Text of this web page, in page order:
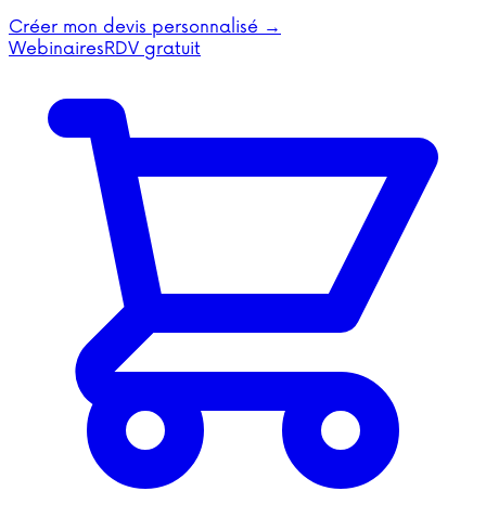
Créer mon devis personnalisé →
WebinairesRDV gratuit